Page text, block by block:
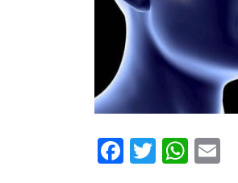
Facebook
Twitter